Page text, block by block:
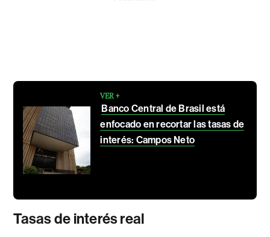
VER +
Banco Central de Brasil está
enfocado en recortar las tasas de
interés: Campos Neto
Tasas de interés real